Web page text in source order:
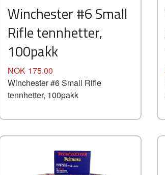
Winchester #6 Small
Rifle tennhetter,
100pakk
Pris
NOK 175,00
Winchester #6 Small Rifle
tennhetter, 100pakk